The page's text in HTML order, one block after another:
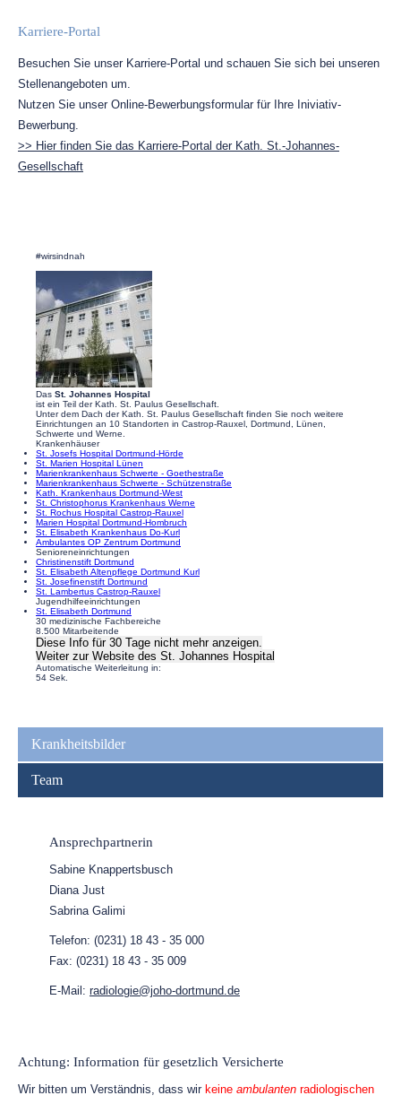
Karriere-Portal
Besuchen Sie unser Karriere-Portal und schauen Sie sich bei unseren
Stellenangeboten um.
Nutzen Sie unser Online-Bewerbungsformular für Ihre Iniviativ-
Bewerbung.
>> Hier finden Sie das Karriere-Portal der Kath. St.-Johannes-
Gesellschaft
#wirsindnah
Das St. Johannes Hospital
ist ein Teil der Kath. St. Paulus Gesellschaft.
Unter dem Dach der Kath. St. Paulus Gesellschaft finden Sie noch weitere
Einrichtungen an 10 Standorten in Castrop-Rauxel, Dortmund, Lünen,
Schwerte und Werne.
Krankenhäuser
St. Josefs Hospital Dortmund-Hörde
St. Marien Hospital Lünen
Marienkrankenhaus Schwerte - Goethestraße
Marienkrankenhaus Schwerte - Schützenstraße
Kath. Krankenhaus Dortmund-West
St. Christophorus Krankenhaus Werne
St. Rochus Hospital Castrop-Rauxel
Marien Hospital Dortmund-Hombruch
St. Elisabeth Krankenhaus Do-Kurl
Ambulantes OP Zentrum Dortmund
Senioreneinrichtungen
Christinenstift Dortmund
St. Elisabeth Altenpflege Dortmund Kurl
St. Josefinenstift Dortmund
St. Lambertus Castrop-Rauxel
Jugendhilfeeinrichtungen
St. Elisabeth Dortmund
30 medizinische Fachbereiche
8.500 Mitarbeitende
Diese Info für 30 Tage nicht mehr anzeigen.
Weiter zur Website des St. Johannes Hospital
Automatische Weiterleitung in:
54 Sek.
überspringen
Krankheitsbilder
Team
Ansprechpartnerin
Sabine Knappertsbusch
Diana Just
Sabrina Galimi
Telefon: (0231) 18 43 - 35 000
Fax: (0231) 18 43 - 35 009
E-Mail: radiologie@joho-dortmund.de
Achtung: Information für gesetzlich Versicherte
Wir bitten um Verständnis, dass wir keine ambulanten radiologischen